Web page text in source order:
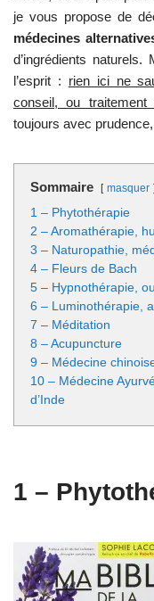
je vous propose de
médecines
d’ingrédients
l’esprit : rien ici ne
conseil, ou
toujours avec
Sommaire masquer
1 – Phytothérapie
2 – Aromathérapie,
3 – Naturopathie,
4 – Fleurs de Bach
5 – Hypnothérapie,
6 – Luminothérapie,
7 – Méditation
8 – Acupuncture
9 – Médecine
10 – Médecine
d’Inde
1 –